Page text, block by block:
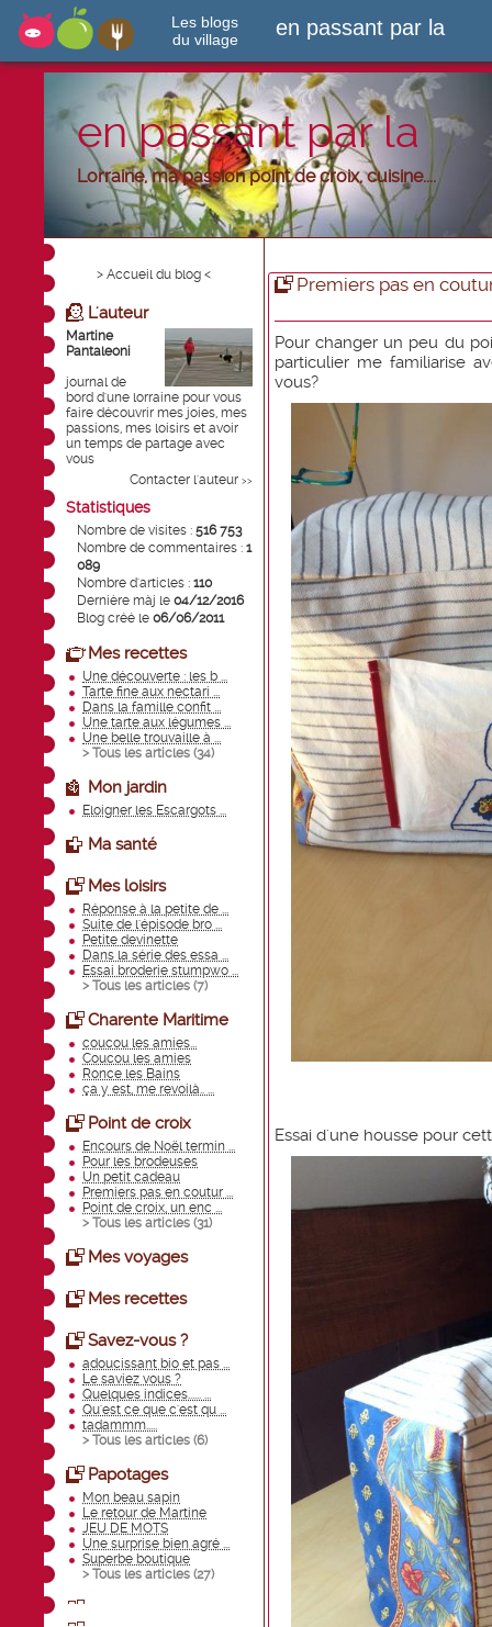
Les blogs
du village
en passant par la
en passant par la
Lorraine, ma passion point de croix, cuisine....
> Accueil du blog <
L'auteur
Martine
Pantaleoni
journal de
bord d'une lorraine pour vous
faire découvrir mes joies, mes
passions, mes loisirs et avoir
un temps de partage avec
vous
Contacter l'auteur >>
Statistiques
Nombre de visites : 516 753
Nombre de commentaires : 1
089
Nombre d'articles : 110
Dernière màj le 04/12/2016
Blog créé le 06/06/2011
Mes recettes
Une découverte : les b ...
Tarte fine aux nectari ...
Dans la famille confit ...
Une tarte aux légumes ...
Une belle trouvaille à ...
> Tous les articles (34)
Mon jardin
Eloigner les Escargots ...
Ma santé
Mes loisirs
Réponse à la petite de ...
Suite de l'épisode bro ...
Petite devinette
Dans la série des essa ...
Essai broderie stumpwo ...
> Tous les articles (7)
Charente Maritime
coucou les amies...
Coucou les amies
Ronce les Bains
ça y est, me revoilà.. ...
Point de croix
Encours de Noël termin ...
Pour les brodeuses
Un petit cadeau
Premiers pas en coutur ...
Point de croix, un enc ...
> Tous les articles (31)
Mes voyages
Mes recettes
Savez-vous ?
adoucissant bio et pas ...
Le saviez vous ?
Quelques indices...... ...
Qu'est ce que c'est qu ...
tadammm.....
> Tous les articles (6)
Papotages
Mon beau sapin
Le retour de Martine
JEU DE MOTS
Une surprise bien agré ...
Superbe boutique
> Tous les articles (27)
Premiers pas en
Pour changer un peu du
particulier me familiarise
vous?
Essai d'une housse pour